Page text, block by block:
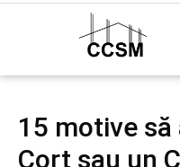
15 motive
Cort sau un